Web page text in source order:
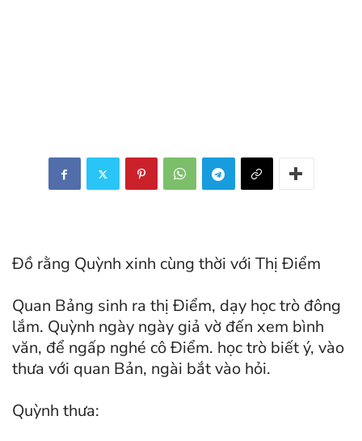
Ðồ rằng Quỳnh xinh cùng thời với Thị Ðiểm
Quan Bảng sinh ra thị Ðiểm, dạy học trò đông
lắm. Quỳnh ngày ngày giả vờ đến xem bình
văn, để ngấp nghé cô Ðiểm. học trò biết ý, vào
thưa với quan Bản, ngài bắt vào hỏi.
Quỳnh thưa: